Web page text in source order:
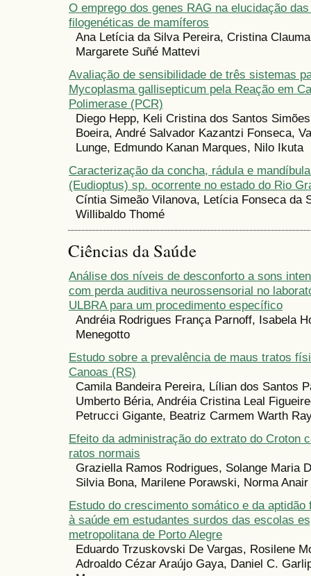
O emprego dos genes RAG na elucidação
filogenéticas de mamíferos
Ana Letícia da Silva Pereira, Cristina
Margarete Suñé Mattevi
Avaliação de sensibilidade de três sistemas
Mycoplasma gallisepticum pela Reação em
Polimerase (PCR)
Diego Hepp, Keli Cristina dos Santos
Boeira, André Salvador Kazantzi Fonseca,
Lunge, Edmundo Kanan Marques, Nilo Ikuta
Caracterização da concha, rádula e
(Eudioptus) sp. ocorrente no estado do Rio
Cíntia Simeão Vilanova, Letícia Fonseca da
Willibaldo Thomé
Ciências da Saúde
Análise dos níveis de desconforto a sons
com perda auditiva neurossensorial no
ULBRA para um procedimento específico
Andréia Rodrigues França Parnoff, Isabela
Menegotto
Estudo sobre a prevalência de maus tratos
Canoas (RS)
Camila Bandeira Pereira, Lílian dos Santos
Umberto Béria, Andréia Cristina Leal
Petrucci Gigante, Beatriz Carmem Warth
Efeito da administração do extrato do Croton
ratos normais
Graziella Ramos Rodrigues, Solange Maria
Silvia Bona, Marilene Porawski, Norma
Estudo do crescimento somático e da
à saúde em estudantes surdos das escolas
metropolitana de Porto Alegre
Eduardo Trzuskovski De Vargas, Rosilene
Adroaldo Cézar Araújo Gaya, Daniel C.